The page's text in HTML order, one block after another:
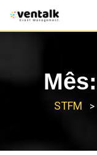
Mês:
STFM >